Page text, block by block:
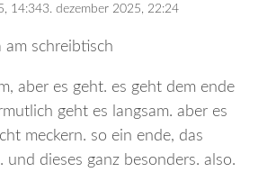
14:343. dezember 2025, 22:24
aber es geht. es geht dem ende
geht es langsam. aber es
meckern. so ein ende, das
und dieses ganz besonders. also.